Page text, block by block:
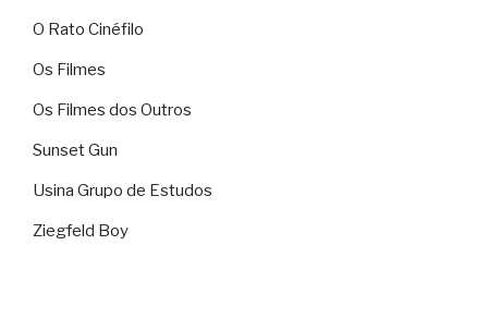
O Rato Cinéfilo
Os Filmes
Os Filmes dos Outros
Sunset Gun
Usina Grupo de Estudos
Ziegfeld Boy